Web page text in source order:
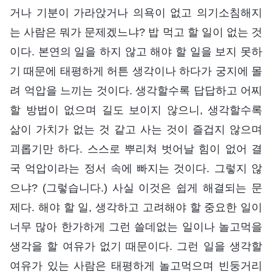
거나 기분이 가라앉거나 의욕이 없고 의기소침해지
는 사람은 뭐가 문제겠느냐? 밥 먹고 할 일이 없는 것
이다. 본연의 일을 하지 않고 해야 할 일을 보지 못하
기 때문에 태평하게 허튼 생각이나 하다가 궁지에 몰
려 억압을 느끼는 것이다. 생각할수록 답답하고 어찌
할 방법이 없으며 길도 보이지 않으니, 생각할수록
삶이 가치가 없는 것 같고 사는 것이 즐겁지 않으며
괴롭기만 하다. 스스로 뿌리쳐 벗어날 힘이 없어 결
국 억압이라는 정서 속에 빠지는 것이다. 그렇지 않
으냐? (그렇습니다.) 사실 이것은 쉽게 해결되는 문
제다. 해야 할 일, 생각하고 고려해야 할 중요한 일이
너무 많아 한가하게 그런 쓸데없는 일이나 놀고먹을
생각을 할 여유가 없기 때문이다. 그런 일을 생각할
여유가 있는 사람은 태평하게 놀고먹으며 빈둥거리